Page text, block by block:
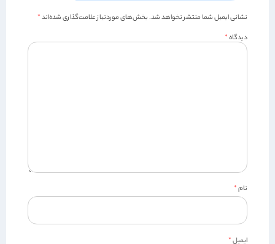
نشانی ایمیل شما منتشر نخواهد شد.بخش‌های موردنیاز علامت‌گذاری شده‌اند*
دیدگاه*
نام*
ایمیل*